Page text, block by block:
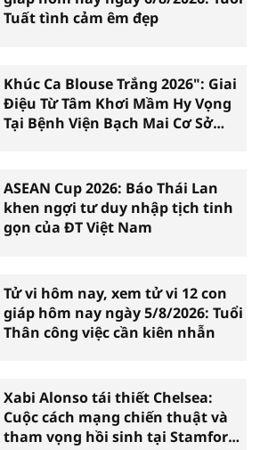
Tuất tình cảm êm đẹp
Khúc Ca Blouse Trắng 2026": Giai
Điệu Từ Tâm Khơi Mầm Hy Vọng
Tại Bệnh Viện Bạch Mai Cơ Sở
ASEAN Cup 2026: Báo Thái Lan
khen ngợi tư duy nhập tịch tinh
gọn của ĐT Việt Nam
Tử vi hôm nay, xem tử vi 12 con
giáp hôm nay ngày 5/8/2026: Tuổi
Thân công việc cần kiên nhẫn
Xabi Alonso tái thiết Chelsea:
Cuộc cách mạng chiến thuật và
tham vọng hồi sinh tại Stamford